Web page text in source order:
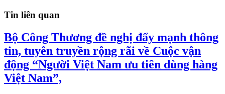
Tin liên quan
Bộ Công Thương đề nghị đẩy mạnh thông
tin, tuyên truyền rộng rãi về Cuộc vận
động “Người Việt Nam ưu tiên dùng hàng
Việt Nam”,